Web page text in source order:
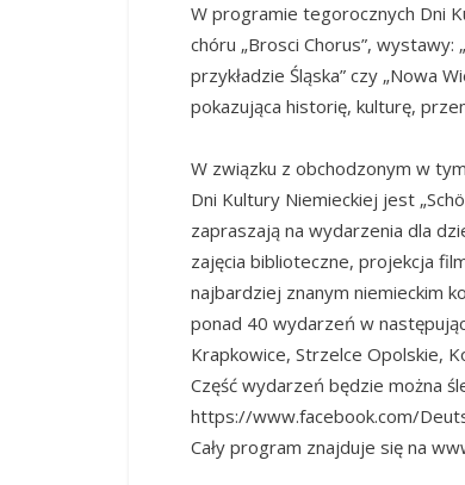
W programie tegorocznych Dni
chóru „Brosci Chorus”,
przykładzie Śląska” czy „Nowa
pokazująca historię, kulturę,
W związku z obchodzonym w
Dni Kultury Niemieckiej jest
zapraszają na wydarzenia dla
zajęcia biblioteczne, projekcja
najbardziej znanym niemieckim
ponad 40 wydarzeń w
Krapkowice, Strzelce Opolskie,
Część wydarzeń będzie można
https://www.facebook.com/
Cały program znajduje się na